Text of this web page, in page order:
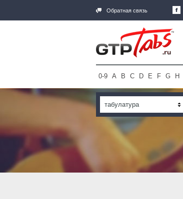
Обратная связь
0-9 A B C D E F G H
табулатура